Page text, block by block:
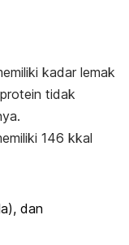
kadar lemak
tidak
146 kkal
dan